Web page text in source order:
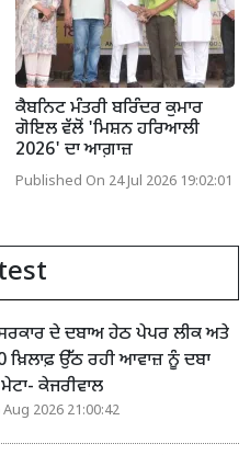
ਕੈਬਨਿਟ ਮੰਤਰੀ ਬਰਿੰਦਰ ਕੁਮਾਰ
ਗੋਇਲ ਵੱਲੋਂ 'ਮਿਸ਼ਨ ਹਰਿਆਲੀ
2026' ਦਾ ਆਗ਼ਾਜ਼
Published On 24 Jul 2026 19:02:01
ਦੇ ਦਬਾਅ ਹੇਠ ਪੇਪਰ ਲੀਕ ਅਤੇ
ਖ਼ਿਲਾਫ਼ ਉੱਠ ਰਹੀ ਆਵਾਜ਼ ਨੂੰ ਦਬਾ
ਮੇਟਾ- ਕੇਜਰੀਵਾਲ
Aug 2026 21:00:42